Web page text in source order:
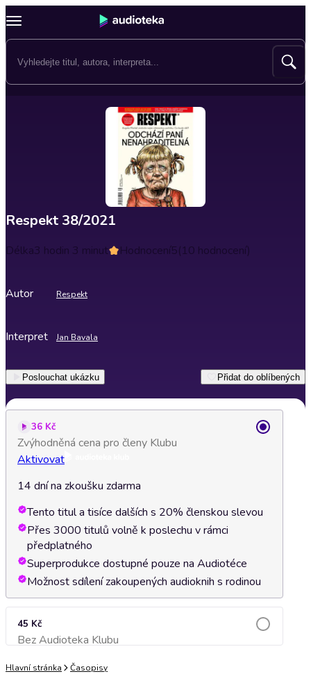
Respekt 38/2021
Délka3 hodin 3 minut Hodnocení5(10 hodnocení)
Autor Respekt
Interpret Jan Bavala
Poslouchat ukázku Přidat do oblíbených
36 Kč
Zvýhodněná cena pro členy Klubu
Aktivovat
14 dní na zkoušku zdarma
Tento titul a tisíce dalších s 20% členskou slevou
Přes 3000 titulů volně k poslechu v rámci
předplatného
Superprodukce dostupné pouze na Audiotéce
Možnost sdílení zakoupených audioknih s rodinou
45 Kč
Bez Audioteka KlubuPřidat do košíku
Hlavní stránka Časopisy